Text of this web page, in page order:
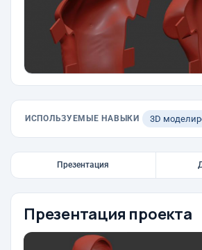
ИСПОЛЬЗУЕМЫЕ НАВЫКИ 3D
Презентация
Презентация проекта